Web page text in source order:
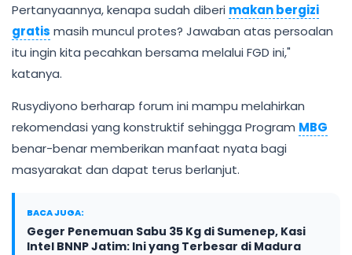
Pertanyaannya, kenapa sudah diberi makan bergizi
gratis masih muncul protes? Jawaban atas persoalan
itu ingin kita pecahkan bersama melalui FGD ini,"
katanya.
Rusydiyono berharap forum ini mampu melahirkan
rekomendasi yang konstruktif sehingga Program MBG
benar-benar memberikan manfaat nyata bagi
masyarakat dan dapat terus berlanjut.
BACA JUGA:
Geger Penemuan Sabu 35 Kg di Sumenep, Kasi
Intel BNNP Jatim: Ini yang Terbesar di Madura